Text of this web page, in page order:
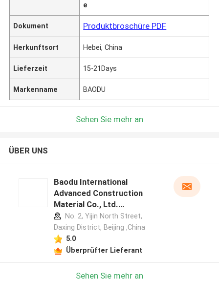
e
Dokument Produktbroschüre PDF
Herkunftsort Hebei, China
Lieferzeit 15-21Days
Markenname BAODU
Sehen Sie mehr an
ÜBER UNS
Baodu International
Advanced Construction
Material Co., Ltd.
Herstellerprofil
No. 2, Yijin North Street,
Daxing District, Beijing ,China
5.0
Überprüfter Lieferant
Sehen Sie mehr an